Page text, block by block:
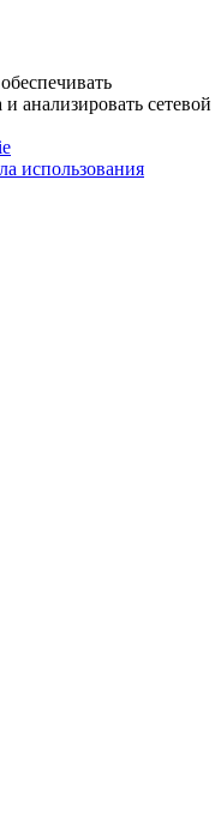
анализировать сетевой
использования